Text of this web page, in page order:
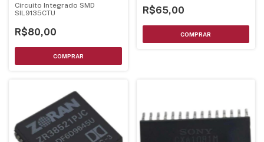
Circuito Integrado SMD
SIL9135CTU
R$80,00
R$65,00